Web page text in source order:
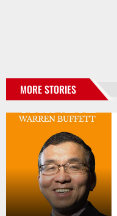
MORE STORIES